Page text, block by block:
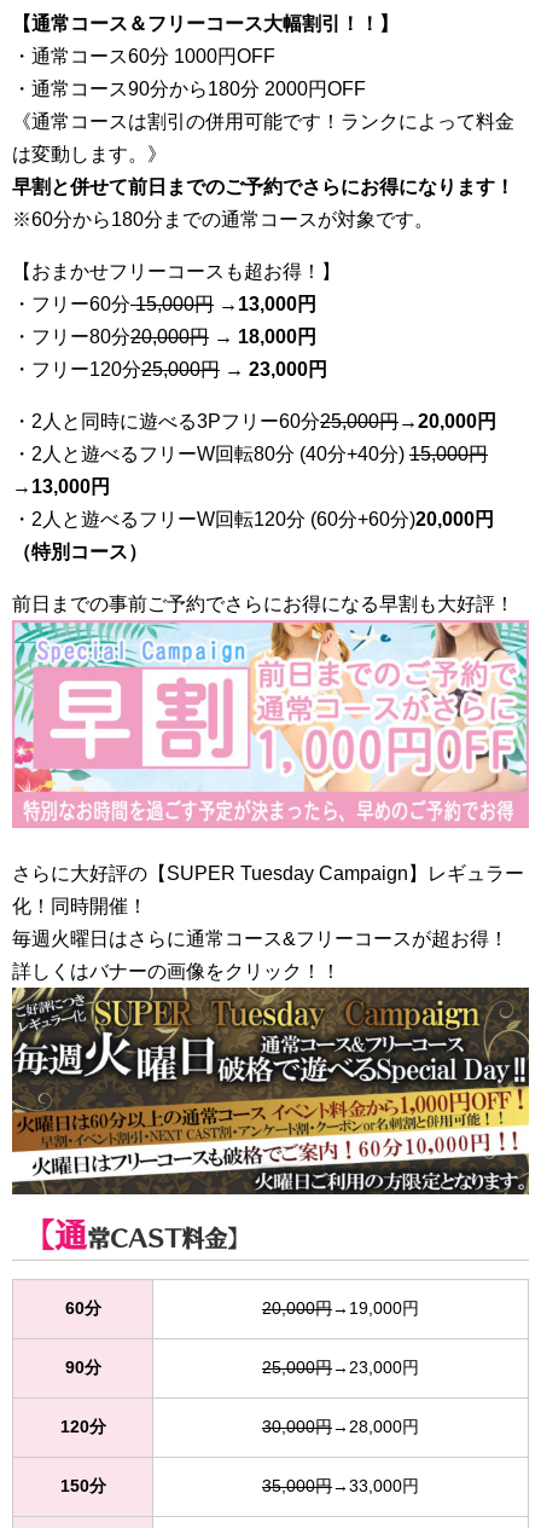
【通常コース＆フリーコース大幅割引！！】
・通常コース60分 1000円OFF
・通常コース90分から180分 2000円OFF
《通常コースは割引の併用可能です！ランクによって料金
は変動します。》
早割と併せて前日までのご予約でさらにお得になります！
※60分から180分までの通常コースが対象です。
【おまかせフリーコースも超お得！】
・フリー60分15,000円 → 13,000円
・フリー80分20,000円 → 18,000円
・フリー120分25,000円 → 23,000円
・2人と同時に遊べる3Pフリー60分25,000円→20,000円
・2人と遊べるフリーW回転80分 (40分+40分) 15,000円
→ 13,000円
・2人と遊べるフリーW回転120分 (60分+60分)20,000円
（特別コース）
前日までの事前ご予約でさらにお得になる早割も大好評！
さらに大好評の【SUPER Tuesday Campaign】レギュラー
化！同時開催！
毎週火曜日はさらに通常コース&フリーコースが超お得！
詳しくはバナーの画像をクリック！！
【通常CAST料金】
60分 20,000円→19,000円
90分 25,000円→23,000円
120分 30,000円→28,000円
150分 35,000円→33,000円